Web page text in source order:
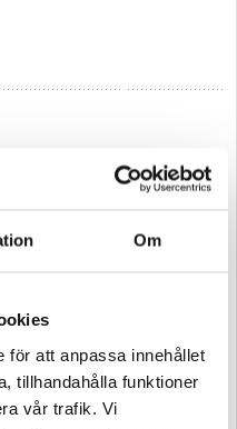
Om
för att anpassa innehållet
tillhandahålla funktioner
vår trafik. Vi
LIVE CHAT
- med Stativfunktion,
är din Samsung
som är perfekt för webbsurfning
Galaxy S10
eller kvitton